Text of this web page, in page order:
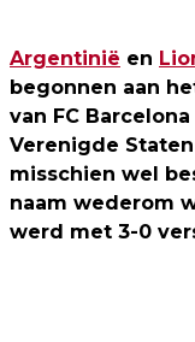
Argentinië en
begonnen aan
van FC
Verenigde
misschien wel
naam wederom
werd met 3-0